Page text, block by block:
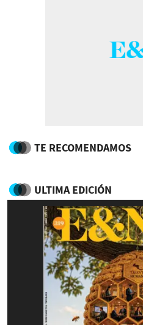
TE RECOMENDAMOS
ULTIMA EDICIÓN